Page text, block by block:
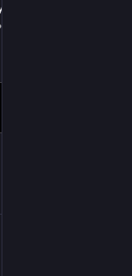
who creates